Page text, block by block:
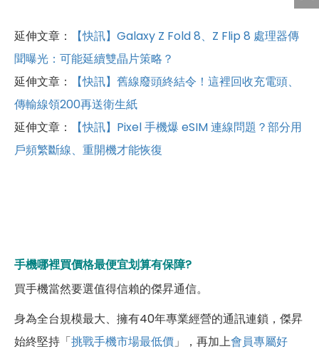
延伸文章：
【快訊】Galaxy Z Fold 8、Z Flip 8 處理器傳
聞曝光：可能延續雙晶片策略？
延伸文章：
【快訊】舊線廢頭終結令！這裡回收充電頭、
傳輸線領200再送衛生紙
延伸文章：
【快訊】Pixel 手機爆 eSIM 連線問題？部分用
戶頻繁斷線、重開機才能恢復
手機哪裡買價格最便宜划算有保障?
買手機當然要選值得信賴的傑昇通信。
身為全台規模最大、擁有40年專業經營的通訊連鎖，傑昇
始終堅持「挑戰手機市場最低價 」，再加上會員專屬好